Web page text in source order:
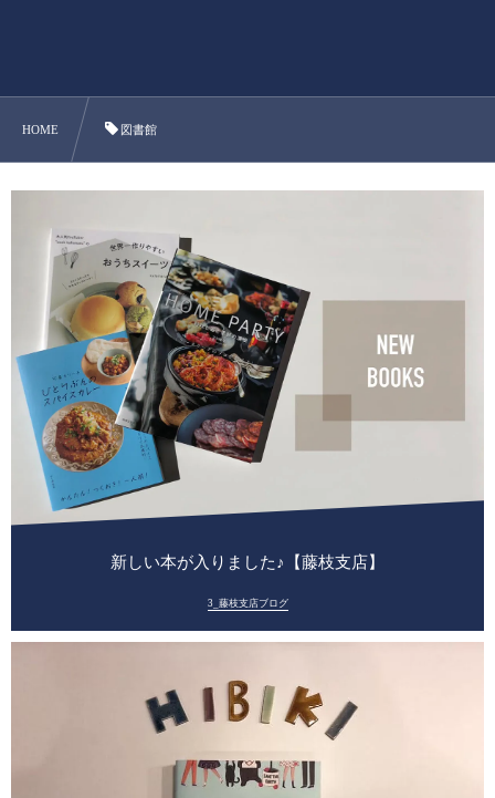
HOME 図書館
新しい本が入りました♪【藤枝支店】
3_藤枝支店ブログ